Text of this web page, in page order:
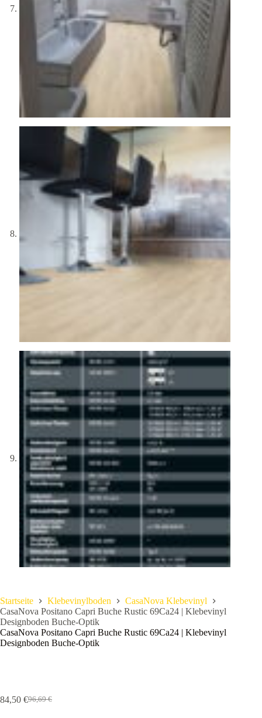
Startseite Klebevinylboden
CasaNova Klebevinyl
CasaNova Positano Capri Buche Rustic 69Ca24 | Klebevinyl
Designboden Buche-Optik
CasaNova Positano Capri Buche Rustic 69Ca24 | Klebevinyl
Designboden Buche-Optik
96,69€
Ursprünglicher
84,50 €Aktueller